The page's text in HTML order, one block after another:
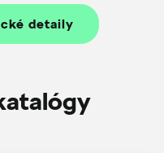
detaily